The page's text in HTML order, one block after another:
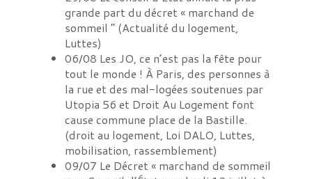
grande part du décret « marchand de
sommeil “ (Actualité du logement,
Luttes)
06/08 Les JO, ce n’est pas la fête pour
tout le monde ! À Paris, des personnes à
la rue et des mal-logées soutenues par
Utopia 56 et Droit Au Logement font
cause commune place de la Bastille.
(droit au logement, Loi DALO, Luttes,
mobilisation, rassemblement)
09/07 Le Décret « marchand de sommeil